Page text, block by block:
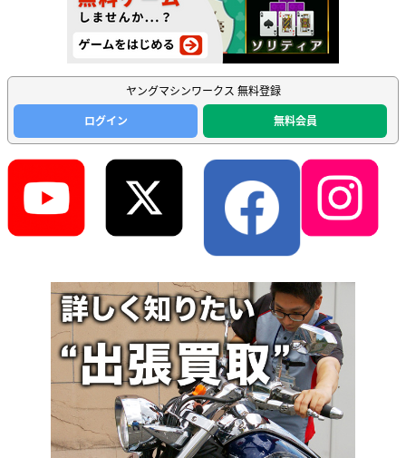
ヤングマシンワークス 無料登録
ログイン
無料会員